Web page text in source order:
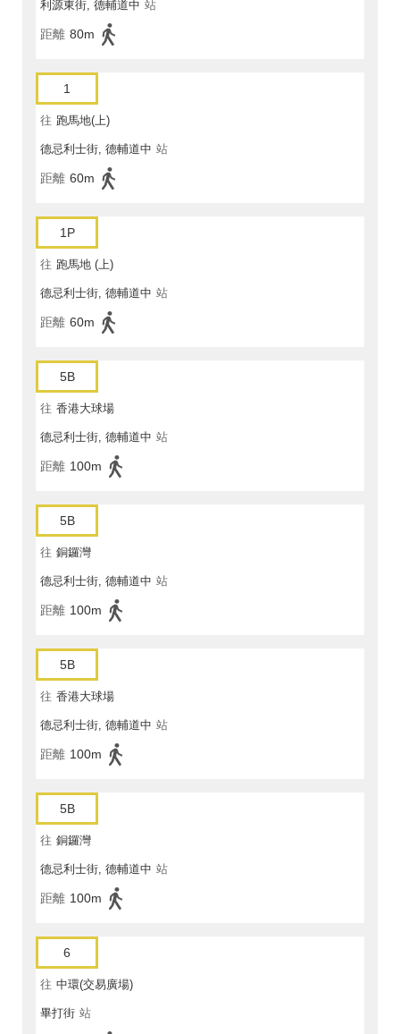
利源東街, 德輔道中 站
距離 80m
1
往 跑馬地(上)
德忌利士街, 德輔道中 站
距離 60m
1P
往 跑馬地 (上)
德忌利士街, 德輔道中 站
距離 60m
5B
往 香港大球場
德忌利士街, 德輔道中 站
距離 100m
5B
往 銅鑼灣
德忌利士街, 德輔道中 站
距離 100m
5B
往 香港大球場
德忌利士街, 德輔道中 站
距離 100m
5B
往 銅鑼灣
德忌利士街, 德輔道中 站
距離 100m
6
往 中環(交易廣場)
畢打街 站